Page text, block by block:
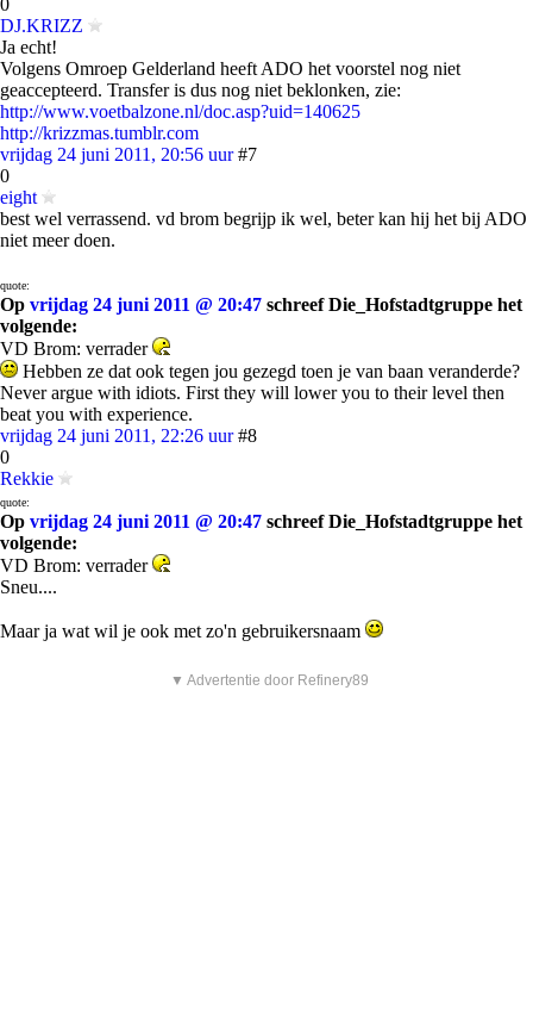
0
DJ.KRIZZ
Ja echt!
Volgens Omroep Gelderland heeft ADO het voorstel nog niet
geaccepteerd. Transfer is dus nog niet beklonken, zie:
http://www.voetbalzone.nl/doc.asp?uid=140625
http://krizzmas.tumblr.com
vrijdag 24 juni 2011, 20:56 uur #7
0
eight
best wel verrassend. vd brom begrijp ik wel, beter kan hij het bij ADO
niet meer doen.
quote:
Op vrijdag 24 juni 2011 @ 20:47 schreef Die_Hofstadtgruppe het
volgende:
VD Brom: verrader
Hebben ze dat ook tegen jou gezegd toen je van baan veranderde?
Never argue with idiots. First they will lower you to their level then
beat you with experience.
vrijdag 24 juni 2011, 22:26 uur #8
0
Rekkie
quote:
Op vrijdag 24 juni 2011 @ 20:47 schreef Die_Hofstadtgruppe het
volgende:
VD Brom: verrader
Sneu....
Maar ja wat wil je ook met zo'n gebruikersnaam
▼ Advertentie door Refinery89